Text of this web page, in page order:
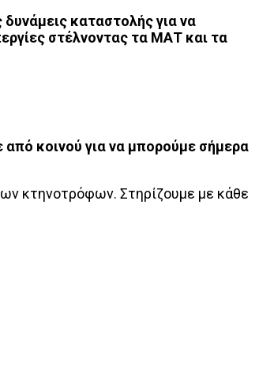
καταστολής για να
στέλνοντας τα ΜΑΤ και τα
από κοινού για να μπορούμε σήμερα
κτηνοτρόφων. Στηρίζουμε με κάθε